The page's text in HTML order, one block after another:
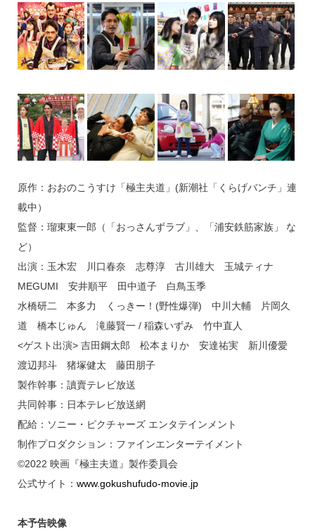
原作：おおのこうすけ「極主夫道」(新潮社「くらげバンチ」連
載中）
監督：瑠東東一郎（「おっさんずラブ」、「浦安鉄筋家族」 な
ど）
出演：玉木宏 川口春奈 志尊淳 古川雄大 玉城ティナ
MEGUMI 安井順平 田中道子 白鳥玉季
水橋研二 本多力 くっきー！(野性爆弾) 中川大輔 片岡久
道 橋本じゅん 滝藤賢一 / 稲森いずみ 竹中直人
<ゲスト出演> 吉田鋼太郎 松本まりか 安達祐実 新川優愛
渡辺邦斗 猪塚健太 藤田朋子
製作幹事：讀賣テレビ放送
共同幹事：日本テレビ放送網
配給：ソニー・ピクチャーズ エンタテインメント
制作プロダクション：ファインエンターテイメント
©2022 映画『極主夫道』製作委員会
公式サイト： www.gokushufudo-movie.jp
本予告映像